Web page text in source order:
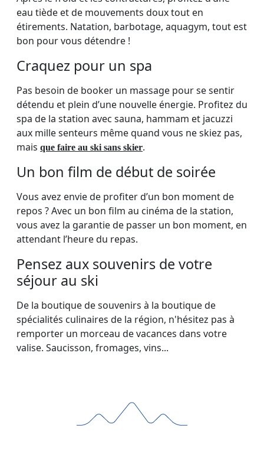
eau tiède et de mouvements doux tout en
étirements. Natation, barbotage, aquagym, tout est
bon pour vous détendre !
Craquez pour un spa
Pas besoin de booker un massage pour se sentir
détendu et plein d’une nouvelle énergie. Profitez du
spa de la station avec sauna, hammam et jacuzzi
aux mille senteurs même quand vous ne skiez pas,
mais que faire au ski sans skier.
Un bon film de début de soirée
Vous avez envie de profiter d’un bon moment de
repos ? Avec un bon film au cinéma de la station,
vous avez la garantie de passer un bon moment, en
attendant l’heure du repas.
Pensez aux souvenirs de votre
séjour au ski
De la boutique de souvenirs à la boutique de
spécialités culinaires de la région, n'hésitez pas à
remporter un morceau de vacances dans votre
valise. Saucisson, fromages, vins...